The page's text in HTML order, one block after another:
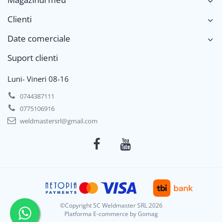
Clienti
Date comerciale
Suport clienti
Luni- Vineri 08-16
0744387111
0775106916
weldmastersrl@gmail.com
©Copyright SC Weldmaster SRL 2026
Platforma E-commerce by Gomag